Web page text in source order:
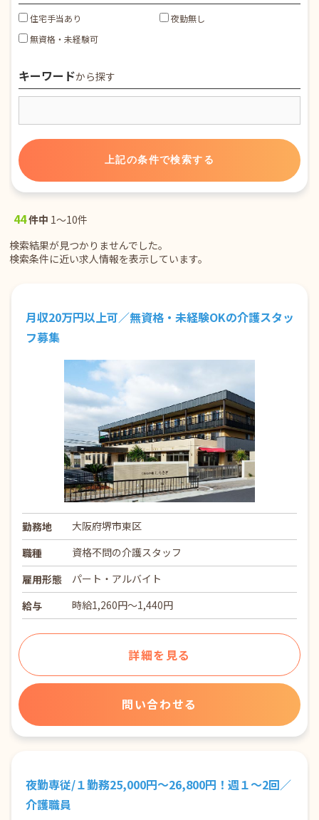
住宅手当あり
夜勤無し
無資格・未経験可
キーワードから探す
44件中 1～10件
検索結果が見つかりませんでした。
検索条件に近い求人情報を表示しています。
月収20万円以上可／無資格・未経験OKの介護スタッ
フ募集
勤務地
大阪府堺市東区
職種
資格不問の介護スタッフ
雇用形態
パート・アルバイト
給与
時給1,260円～1,440円
詳細を見る
問い合わせる
夜勤専従/１勤務25,000円～26,800円！週１～2回／
介護職員